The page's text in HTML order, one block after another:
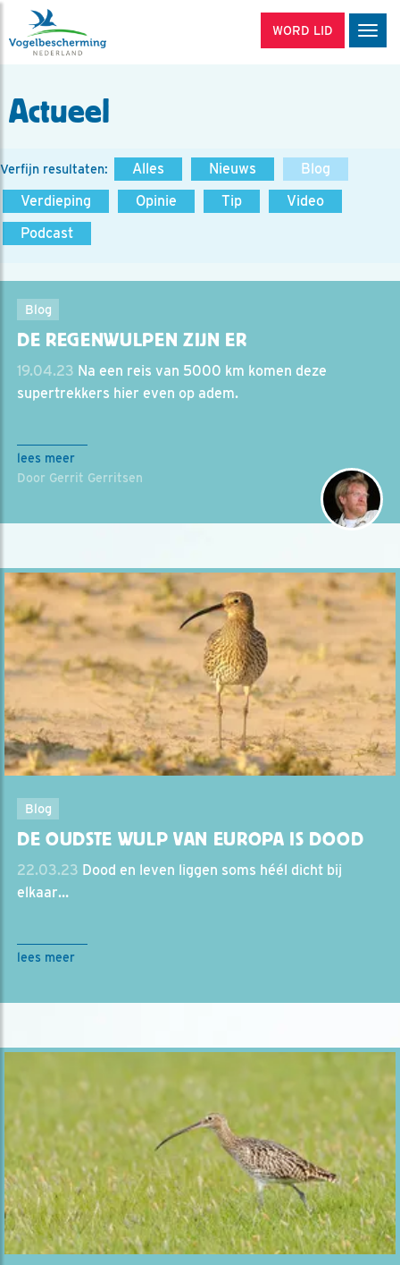
WORD LID
Actueel
Verfijn resultaten: Alles Nieuws
Blog
Verdieping
Opinie Tip
Video
Podcast
Blog
DE REGENWULPEN ZIJN ER
19.04.23 Na een reis van 5000 km komen deze
supertrekkers hier even op adem.
lees meer
Door Gerrit Gerritsen
Blog
DE OUDSTE WULP VAN EUROPA IS DOOD
22.03.23 Dood en leven liggen soms héél dicht bij
elkaar…
lees meer